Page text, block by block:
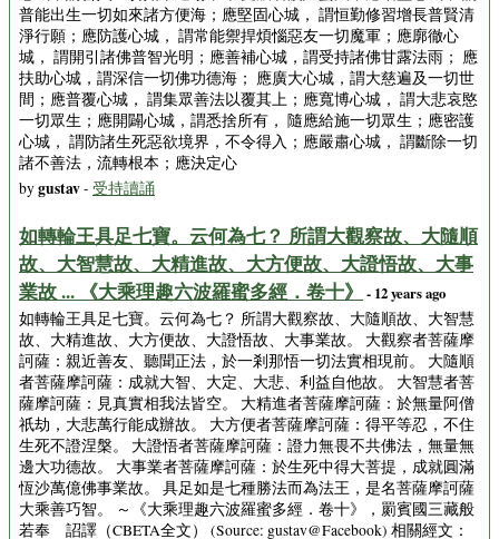
普能出生一切如來諸方便海；應堅固心城， 謂恒勤修習增長普賢清
淨行願；應防護心城， 謂常能禦捍煩惱惡友一切魔軍；應廓徹心
城， 謂開引諸佛普智光明；應善補心城，謂受持諸佛甘露法雨； 應
扶助心城，謂深信一切佛功德海； 應廣大心城，謂大慈遍及一切世
間；應普覆心城， 謂集眾善法以覆其上；應寬博心城， 謂大悲哀愍
一切眾生；應開闢心城，謂悉捨所有， 隨應給施一切眾生；應密護
心城， 謂防諸生死惡欲境界，不令得入；應嚴肅心城， 謂斷除一切
諸不善法，流轉根本；應決定心
bygustav- 受持讀誦
如轉輪王具足七寶。云何為七？ 所謂大觀察故、大隨順
故、大智慧故、大精進故、大方便故、大證悟故、大事
業故 ... 《大乘理趣六波羅蜜多經．卷十》
- 12 years ago
如轉輪王具足七寶。云何為七？ 所謂大觀察故、大隨順故、大智慧
故、大精進故、大方便故、大證悟故、大事業故。 大觀察者菩薩摩
訶薩：親近善友、聽聞正法，於一剎那悟一切法實相現前。 大隨順
者菩薩摩訶薩：成就大智、大定、大悲、利益自他故。 大智慧者菩
薩摩訶薩：見真實相我法皆空。 大精進者菩薩摩訶薩：於無量阿僧
祇劫，大悲萬行能成辦故。 大方便者菩薩摩訶薩：得平等忍，不住
生死不證涅槃。 大證悟者菩薩摩訶薩：證力無畏不共佛法，無量無
邊大功德故。 大事業者菩薩摩訶薩：於生死中得大菩提，成就圓滿
恆沙萬億佛事業故。 具足如是七種勝法而為法王，是名菩薩摩訶薩
大乘善巧智。 ～《大乘理趣六波羅蜜多經．卷十》，罽賓國三藏般
若奉 詔譯（CBETA全文） (Source: gustav@Facebook) 相關經文：